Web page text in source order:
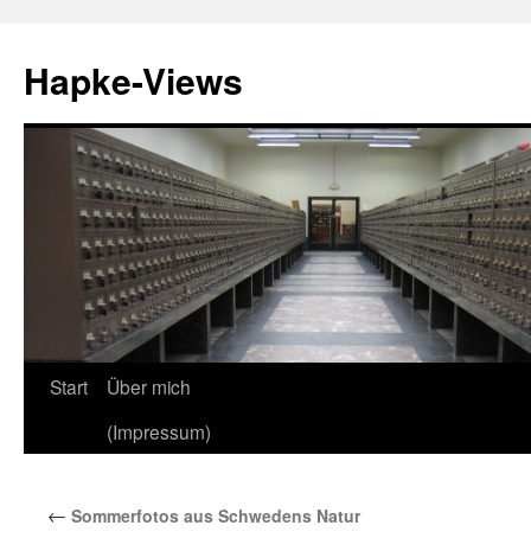
springen
Hapke-Views
Start
Über mich
(Impressum)
← Sommerfotos aus Schwedens Natur